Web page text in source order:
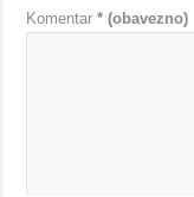
Komentar* (obavezno)